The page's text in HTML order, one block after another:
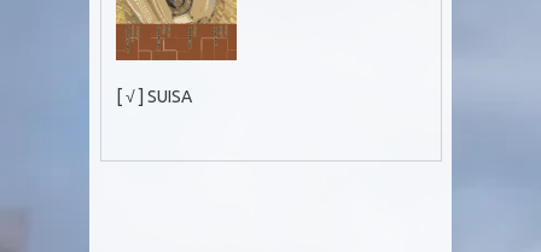
[ √ ] SUISA